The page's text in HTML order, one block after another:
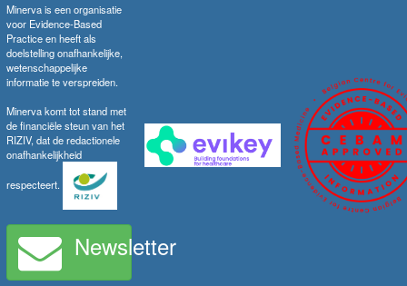
Minerva is een organisatie
voor Evidence-Based
Practice en heeft als
doelstelling onafhankelijke,
wetenschappelijke
informatie te verspreiden.
Minerva komt tot stand met
de financiële steun van het
RIZIV, dat de redactionele
onafhankelijkheid
respecteert.
Newsletter